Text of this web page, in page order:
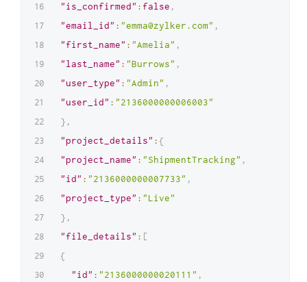
"is_confirmed" : false ,
"email_id" : "emma@zylker.com" ,
"first_name" : "Amelia" ,
"last_name" : "Burrows" ,
"user_type" : "Admin" ,
"user_id" : "2136000000006003"
} ,
"project_details" : {
"project_name" : "ShipmentTracking" ,
"id" : "2136000000007733" ,
"project_type" : "Live"
} ,
"file_details" : [
{
"id" : "2136000000020111" ,